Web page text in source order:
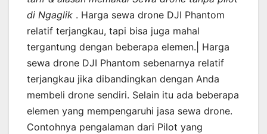
di Ngaglik . Harga sewa drone DJI Phantom
relatif terjangkau, tapi bisa juga mahal
tergantung dengan beberapa elemen.| Harga
sewa drone DJI Phantom sebenarnya relatif
terjangkau jika dibandingkan dengan Anda
membeli drone sendiri. Selain itu ada beberapa
elemen yang mempengaruhi jasa sewa drone.
Contohnya pengalaman dari Pilot yang